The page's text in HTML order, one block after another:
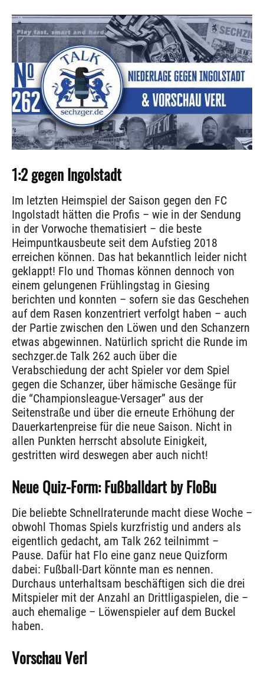
1:2 gegen Ingolstadt
Im letzten Heimspiel der Saison gegen den FC
Ingolstadt hätten die Profis – wie in der Sendung
in der Vorwoche thematisiert – die beste
Heimpuntkausbeute seit dem Aufstieg 2018
erreichen können. Das hat bekanntlich leider nicht
geklappt! Flo und Thomas können dennoch von
einem gelungenen Frühlingstag in Giesing
berichten und konnten – sofern sie das Geschehen
auf dem Rasen konzentriert verfolgt haben – auch
der Partie zwischen den Löwen und den Schanzern
etwas abgewinnen. Natürlich spricht die Runde im
sechzger.de Talk 262 auch über die
Verabschiedung der acht Spieler vor dem Spiel
gegen die Schanzer, über hämische Gesänge für
die “Championsleague-Versager” aus der
Seitenstraße und über die erneute Erhöhung der
Dauerkartenpreise für die neue Saison. Nicht in
allen Punkten herrscht absolute Einigkeit,
gestritten wird deswegen aber auch nicht!
Neue Quiz-Form: Fußballdart by FloBu
Die beliebte Schnellraterunde macht diese Woche –
obwohl Thomas Spiels kurzfristig und anders als
eigentlich gedacht, am Talk 262 teilnimmt –
Pause. Dafür hat Flo eine ganz neue Quizform
dabei: Fußball-Dart könnte man es nennen.
Durchaus unterhaltsam beschäftigen sich die drei
Mitspieler mit der Anzahl an Drittligaspielen, die –
auch ehemalige – Löwenspieler auf dem Buckel
haben.
Vorschau Verl